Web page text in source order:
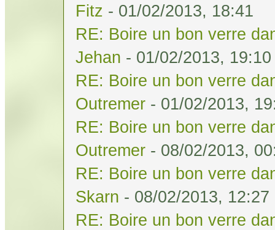
Fitz - 01/02/2013, 18:41
RE: Boire un bon verre
Jehan - 01/02/2013, 19:10
RE: Boire un bon verre
Outremer - 01/02/2013,
RE: Boire un bon verre
Outremer - 08/02/2013,
RE: Boire un bon verre
Skarn - 08/02/2013, 12:27
RE: Boire un bon verre